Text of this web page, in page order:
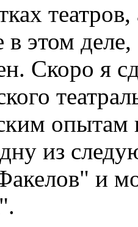
этом
Скоро я
опытам
из
и